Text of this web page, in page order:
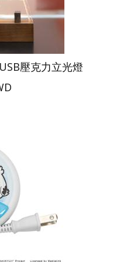
壓克力立光燈